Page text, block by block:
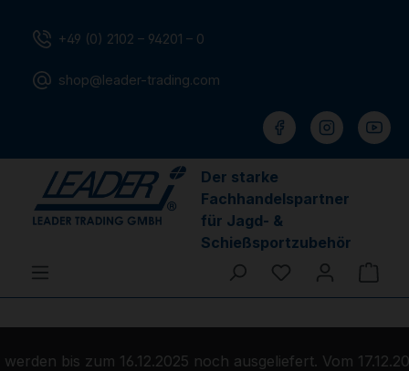
+49 (0) 2102 – 94201 – 0
shop@leader-trading.com
Der starke
Fachhandelspartner
für Jagd- &
Schießsportzubehör
Du hast 0
bis zum 16.12.2025 noch ausgeliefert. Vom